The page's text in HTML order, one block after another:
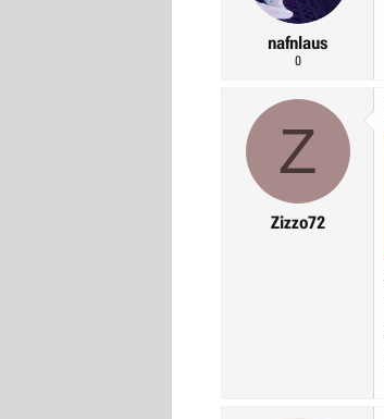
nafnlaus
0
Z
Zizzo72